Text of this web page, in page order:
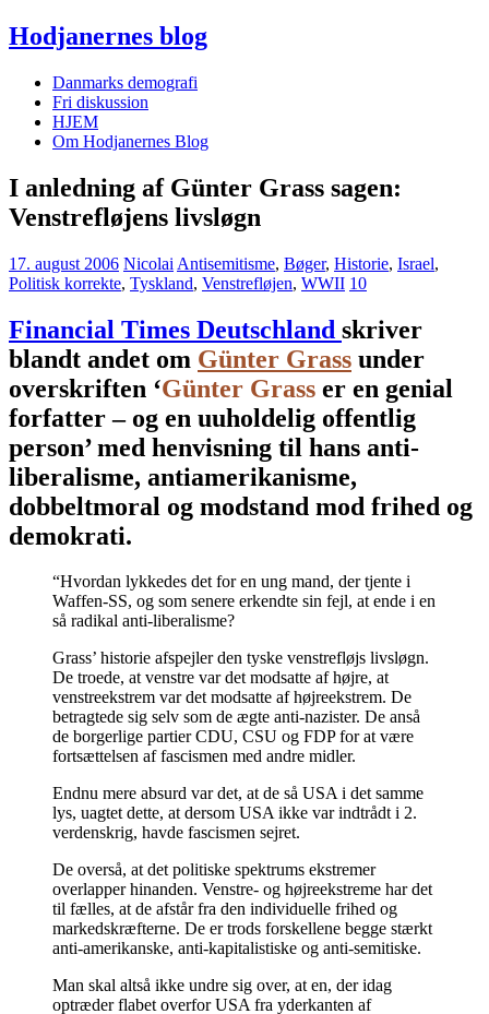
Hodjanernes blog
Danmarks demografi
Fri diskussion
HJEM
Om Hodjanernes Blog
I anledning af Günter Grass sagen:
Venstrefløjens livsløgn
17. august 2006 Nicolai Antisemitisme, Bøger, Historie, Israel,
Politisk korrekte, Tyskland, Venstrefløjen, WWII 10
Financial Times Deutschland skriver
blandt andet om Günter Grass under
overskriften ‘Günter Grass er en genial
forfatter – og en uuholdelig offentlig
person’ med henvisning til hans anti-
liberalisme, antiamerikanisme,
dobbeltmoral og modstand mod frihed og
demokrati.
“Hvordan lykkedes det for en ung mand, der tjente i
Waffen-SS, og som senere erkendte sin fejl, at ende i en
så radikal anti-liberalisme?
Grass’ historie afspejler den tyske venstrefløjs livsløgn.
De troede, at venstre var det modsatte af højre, at
venstreekstrem var det modsatte af højreekstrem. De
betragtede sig selv som de ægte anti-nazister. De anså
de borgerlige partier CDU, CSU og FDP for at være
fortsættelsen af fascismen med andre midler.
Endnu mere absurd var det, at de så USA i det samme
lys, uagtet dette, at dersom USA ikke var indtrådt i 2.
verdenskrig, havde fascismen sejret.
De overså, at det politiske spektrums ekstremer
overlapper hinanden. Venstre- og højreekstreme har det
til fælles, at de afstår fra den individuelle frihed og
markedskræfterne. De er trods forskellene begge stærkt
anti-amerikanske, anti-kapitalistiske og anti-semitiske.
Man skal altså ikke undre sig over, at en, der idag
optræder flabet overfor USA fra yderkanten af